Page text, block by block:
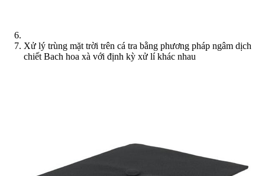
Xử lý trùng mặt trời trên cá tra bằng phương pháp ngâm dịch
chiết Bach hoa xà với định kỳ xử lí khác nhau